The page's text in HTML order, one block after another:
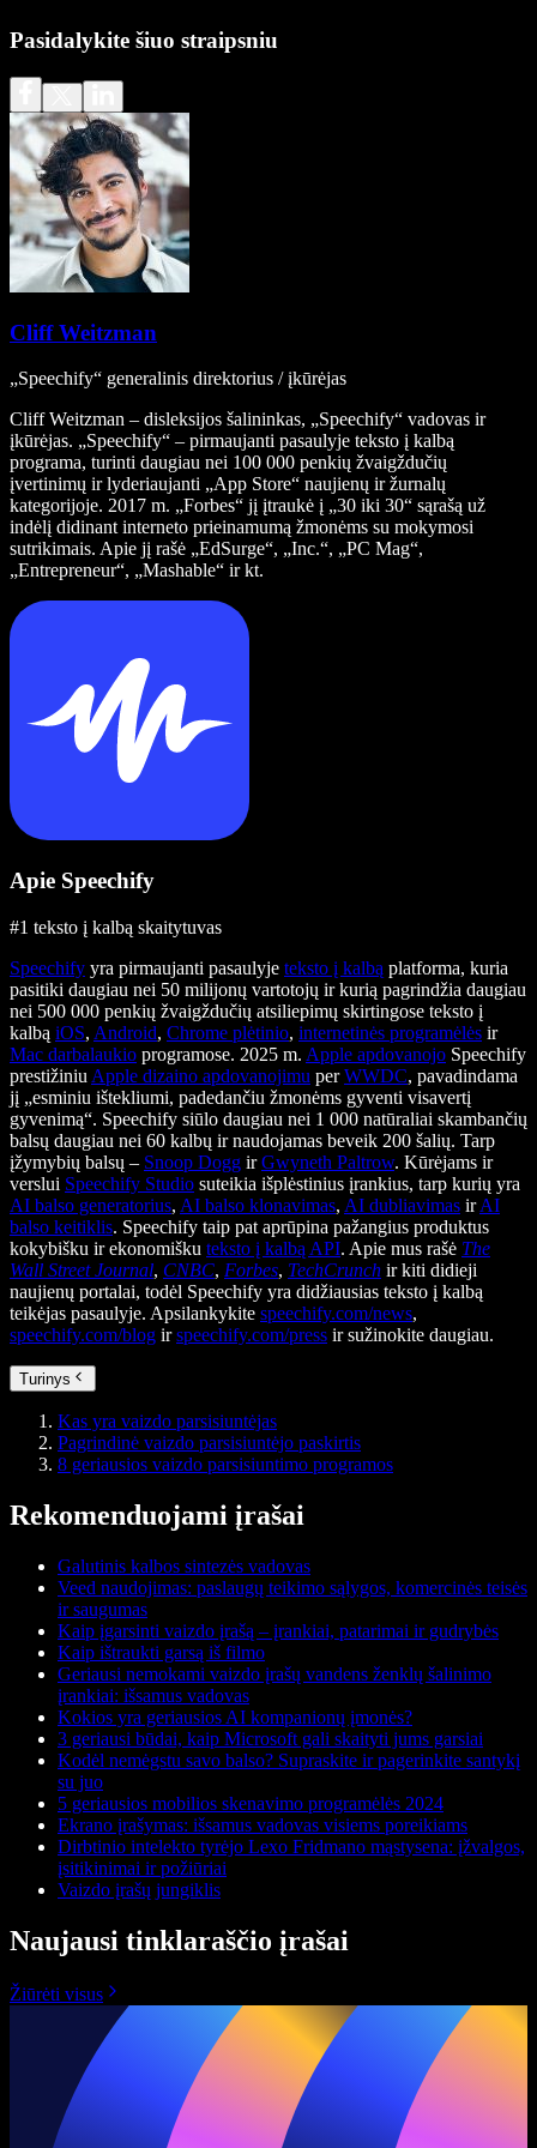
Pasidalykite šiuo straipsniu
Cliff Weitzman
„Speechify“ generalinis direktorius / įkūrėjas
Cliff Weitzman – disleksijos šalininkas, „Speechify“ vadovas ir
įkūrėjas. „Speechify“ – pirmaujanti pasaulyje teksto į kalbą
programa, turinti daugiau nei 100 000 penkių žvaigždučių
įvertinimų ir lyderiaujanti „App Store“ naujienų ir žurnalų
kategorijoje. 2017 m. „Forbes“ jį įtraukė į „30 iki 30“ sąrašą už
indėlį didinant interneto prieinamumą žmonėms su mokymosi
sutrikimais. Apie jį rašė „EdSurge“, „Inc.“, „PC Mag“,
„Entrepreneur“, „Mashable“ ir kt.
Apie Speechify
#1 teksto į kalbą skaitytuvas
Speechify yra pirmaujanti pasaulyje teksto į kalbą platforma, kuria
pasitiki daugiau nei 50 milijonų vartotojų ir kurią pagrindžia daugiau
nei 500 000 penkių žvaigždučių atsiliepimų skirtingose teksto į
kalbą iOS, Android, Chrome plėtinio, internetinės programėlės ir
Mac darbalaukio programose. 2025 m. Apple apdovanojo Speechify
prestižiniu Apple dizaino apdovanojimu perWWDC, pavadindama
jį „esminiu ištekliumi, padedančiu žmonėms gyventi visavertį
gyvenimą“. Speechify siūlo daugiau nei 1 000 natūraliai skambančių
balsų daugiau nei 60 kalbų ir naudojamas beveik 200 šalių. Tarp
įžymybių balsų – Snoop Dogg irGwyneth Paltrow. Kūrėjams ir
verslui Speechify Studio suteikia išplėstinius įrankius, tarp kurių yra
AI balso generatorius, AI balso klonavimas, AI dubliavimas irAI
balso keitiklis. Speechify taip pat aprūpina pažangius produktus
kokybišku ir ekonomišku teksto į kalbą API. Apie mus rašė The
Wall Street Journal, CNBC, Forbes, TechCrunch ir kiti didieji
naujienų portalai, todėl Speechify yra didžiausias teksto į kalbą
teikėjas pasaulyje. Apsilankykite speechify.com/news,
speechify.com/blog irspeechify.com/press ir sužinokite daugiau.
Turinys
Kas yra vaizdo parsisiuntėjas
Pagrindinė vaizdo parsisiuntėjo paskirtis
8 geriausios vaizdo parsisiuntimo programos
Rekomenduojami įrašai
Galutinis kalbos sintezės vadovas
Veed naudojimas: paslaugų teikimo sąlygos, komercinės teisės
ir saugumas
Kaip įgarsinti vaizdo įrašą – įrankiai, patarimai ir gudrybės
Kaip ištraukti garsą iš filmo
Geriausi nemokami vaizdo įrašų vandens ženklų šalinimo
įrankiai: išsamus vadovas
Kokios yra geriausios AI kompanionų įmonės?
3 geriausi būdai, kaip Microsoft gali skaityti jums garsiai
Kodėl nemėgstu savo balso? Supraskite ir pagerinkite santykį
su juo
5 geriausios mobilios skenavimo programėlės 2024
Ekrano įrašymas: išsamus vadovas visiems poreikiams
Dirbtinio intelekto tyrėjo Lexo Fridmano mąstysena: įžvalgos,
įsitikinimai ir požiūriai
Vaizdo įrašų jungiklis
Naujausi tinklaraščio įrašai
Žiūrėti visus